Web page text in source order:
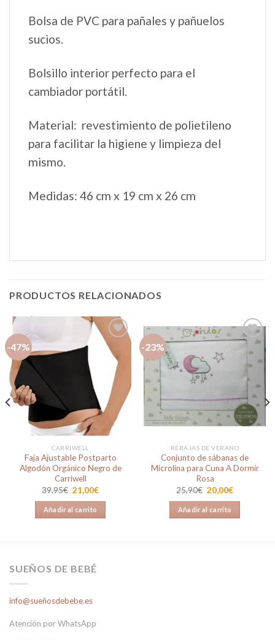
Bolsa de PVC para pañales y pañuelos
sucios.
Bolsillo interior perfecto para el
cambiador portátil.
Material: revestimiento de polietileno
para facilitar la higiene y limpieza del
mismo.
Medidas: 46 cm x 19 cm x 26 cm
PRODUCTOS RELACIONADOS
-47%
Añadir
a la
lista de
deseos
CARRIWELL
Faja Ajustable Postparto
Algodón Orgánico Negro de
Carriwell
39,95€ El
precio
original
era:
39,95€.
21,00€El
21,00€.
Añadir al carrito
-23%
Añadir
a la
lista de
deseos
REBAJAS DE VERANO
Conjunto de sábanas de
Microlina para Cuna A Dormir
Rosa
25,90€ El
precio
original
era:
25,90€.
20,00€El
20,00€.
Añadir al carrito
SUEÑOS DE BEBÉ
info@sueñosdebebe.es
Atención por WhatsApp